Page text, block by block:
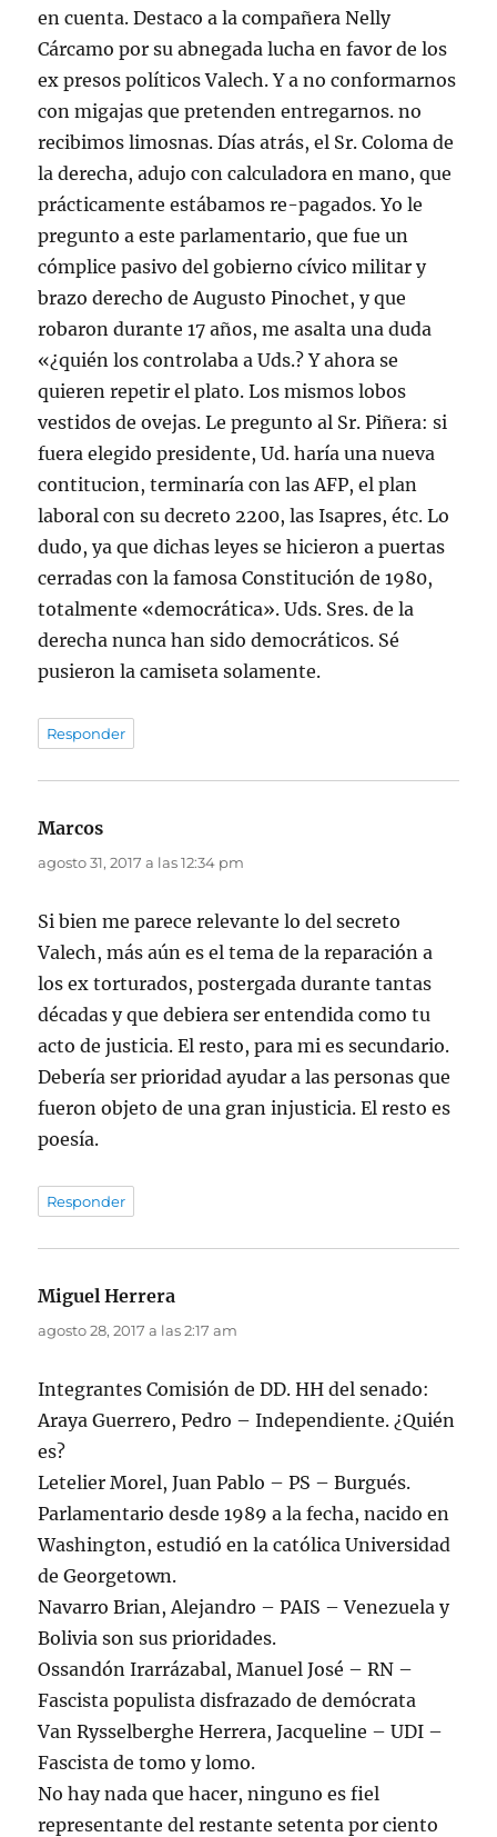
en cuenta. Destaco a la compañera Nelly
Cárcamo por su abnegada lucha en favor de los
ex presos políticos Valech. Y a no conformarnos
con migajas que pretenden entregarnos. no
recibimos limosnas. Días atrás, el Sr. Coloma de
la derecha, adujo con calculadora en mano, que
prácticamente estábamos re-pagados. Yo le
pregunto a este parlamentario, que fue un
cómplice pasivo del gobierno cívico militar y
brazo derecho de Augusto Pinochet, y que
robaron durante 17 años, me asalta una duda
«¿quién los controlaba a Uds.? Y ahora se
quieren repetir el plato. Los mismos lobos
vestidos de ovejas. Le pregunto al Sr. Piñera: si
fuera elegido presidente, Ud. haría una nueva
contitucion, terminaría con las AFP, el plan
laboral con su decreto 2200, las Isapres, étc. Lo
dudo, ya que dichas leyes se hicieron a puertas
cerradas con la famosa Constitución de 1980,
totalmente «democrática». Uds. Sres. de la
derecha nunca han sido democráticos. Sé
pusieron la camiseta solamente.
Responder
Marcos
agosto 31, 2017 a las 12:34 pm
Si bien me parece relevante lo del secreto
Valech, más aún es el tema de la reparación a
los ex torturados, postergada durante tantas
décadas y que debiera ser entendida como tu
acto de justicia. El resto, para mi es secundario.
Debería ser prioridad ayudar a las personas que
fueron objeto de una gran injusticia. El resto es
poesía.
Responder
Miguel Herrera
agosto 28, 2017 a las 2:17 am
Integrantes Comisión de DD. HH del senado:
Araya Guerrero, Pedro – Independiente. ¿Quién
es?
Letelier Morel, Juan Pablo – PS – Burgués.
Parlamentario desde 1989 a la fecha, nacido en
Washington, estudió en la católica Universidad
de Georgetown.
Navarro Brian, Alejandro – PAIS – Venezuela y
Bolivia son sus prioridades.
Ossandón Irarrázabal, Manuel José – RN –
Fascista populista disfrazado de demócrata
Van Rysselberghe Herrera, Jacqueline – UDI –
Fascista de tomo y lomo.
No hay nada que hacer, ninguno es fiel
representante del restante setenta por ciento